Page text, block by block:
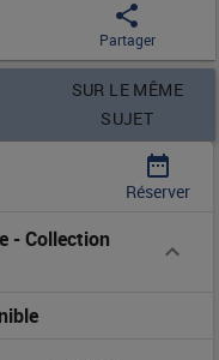
share
Partager
SUR LE MÊME
SUJET
date_range
Réserver
-Collection